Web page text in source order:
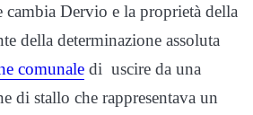
cambia Dervio e la proprietà della
della determinazione assoluta
comunale di uscire da una
di stallo che rappresentava un